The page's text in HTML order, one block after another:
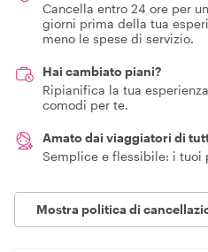
Cancella entro 24 ore per
giorni prima della tua
meno le spese di servizio.
Hai cambiato piani?
Ripianifica la tua
comodi per te.
Amato dai viaggiatori di
Semplice e flessibile: i tuoi
Mostra politica di